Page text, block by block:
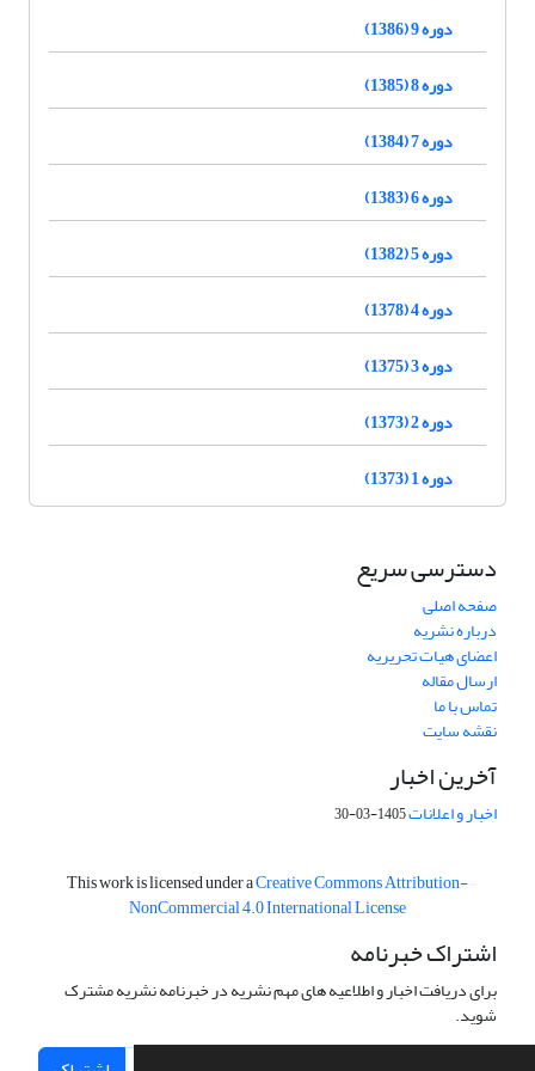
دوره 9 (1386)
دوره 8 (1385)
دوره 7 (1384)
دوره 6 (1383)
دوره 5 (1382)
دوره 4 (1378)
دوره 3 (1375)
دوره 2 (1373)
دوره 1 (1373)
دسترسی سریع
صفحه اصلی
درباره نشریه
اعضای هیات تحریریه
ارسال مقاله
تماس با ما
نقشه سایت
آخرین اخبار
اخبار و اعلانات1405-03-30
This work is licensed under aCreative Commons Attribution-
NonCommercial 4.0 International License
اشتراک خبرنامه
برای دریافت اخبار و اطلاعیه های مهم نشریه در خبرنامه نشریه مشترک
شوید.